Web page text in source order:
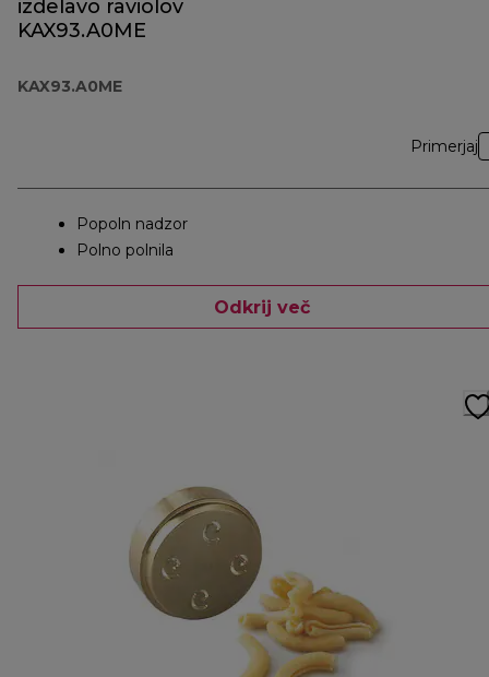
izdelavo raviolov
KAX93.A0ME
KAX93.A0ME
Primerjaj
Popoln nadzor
Polno polnila
Odkrij več